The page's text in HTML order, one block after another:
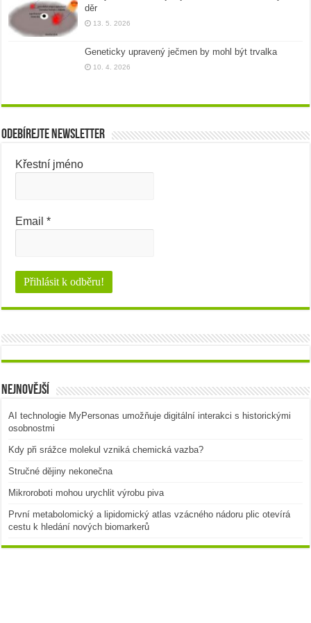
děr
13. 5. 2026
Geneticky upravený ječmen by mohl být trvalka
10. 4. 2026
Odebírejte newsletter
Křestní jméno
Email*
Nejnovější
AI technologie MyPersonas umožňuje digitální interakci s historickými
osobnostmi
Kdy při srážce molekul vzniká chemická vazba?
Stručné dějiny nekonečna
Mikroroboti mohou urychlit výrobu piva
První metabolomický a lipidomický atlas vzácného nádoru plic otevírá
cestu k hledání nových biomarkerů